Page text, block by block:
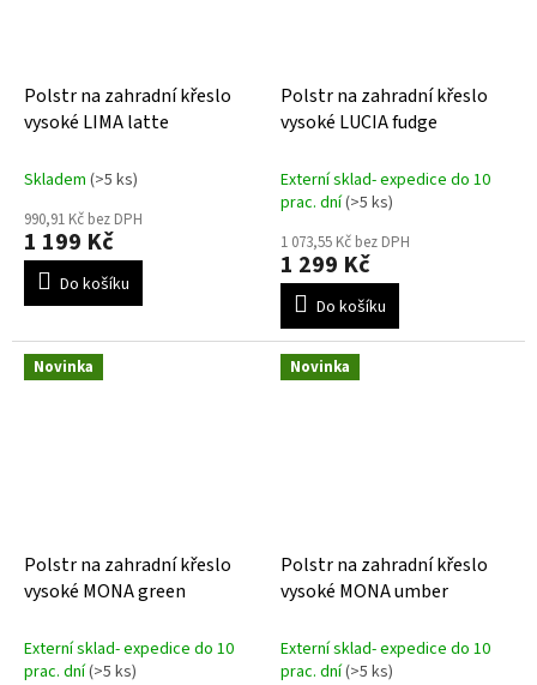
Polstr na zahradní křeslo
vysoké LIMA latte
Skladem (>5 ks)
990,91 Kč bez DPH
1 199 Kč
Do košíku
Polstr na zahradní křeslo
vysoké LUCIA fudge
Externí sklad- expedice do 10
prac. dní(>5 ks)
1 073,55 Kč bez DPH
1 299 Kč
Do košíku
Novinka
Polstr na zahradní křeslo
vysoké MONA green
Externí sklad- expedice do 10
prac. dní(>5 ks)
Novinka
Polstr na zahradní křeslo
vysoké MONA umber
Externí sklad- expedice do 10
prac. dní(>5 ks)